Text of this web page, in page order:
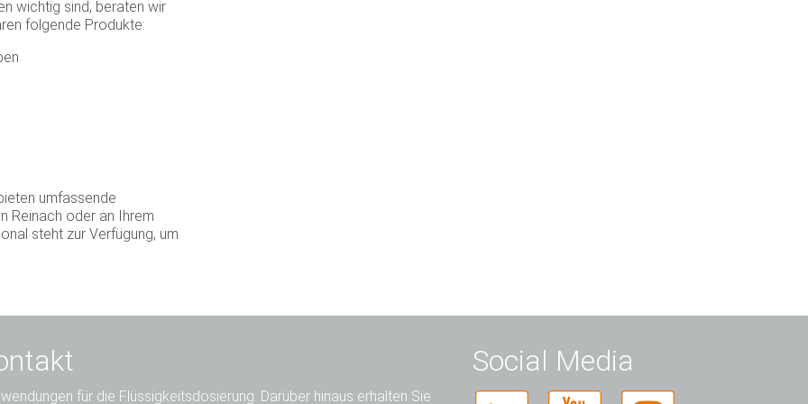
wichtig sind, beraten wir
folgende Produkte:
umfassende
Reinach oder an Ihrem
steht zur Verfügung, um
für die Flüssigkeitsdosierung. Darüber hinaus erhalten Sie
Social Media